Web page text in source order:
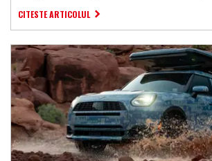
CITESTE ARTICOLUL